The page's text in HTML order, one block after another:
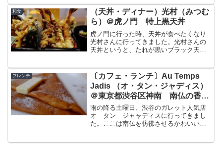
中華の名店だと思います。前回訪れたの
が1年前、黒島黒豚...
和食
（天丼・ディナー）光村（みつむ
ら）＠虎ノ門 特上黒天丼
虎ノ門に行った時、天丼が食べたくなり
光村さんに行ってきました。光村さんの
天丼というと、たれが黒いブラック天
天丼についてブログに書きたいと思いま
す。天丼光村について創業19...
フレンチ
〔カフェ・ランチ〕Au Temps
Jadis （オ・タン・ジャディス）
＠東京都渋谷区神南 南仏の香り
ただようガレット
雨の降る土曜日、渋谷のガレット人気店
オ タン ジャャディスに行ってきまし
た。ここは南仏を彷彿させるかわいい店